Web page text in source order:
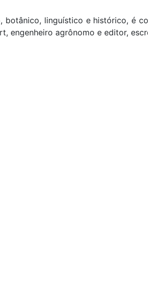
linguístico e histórico, é
engenheiro agrônomo e editor,